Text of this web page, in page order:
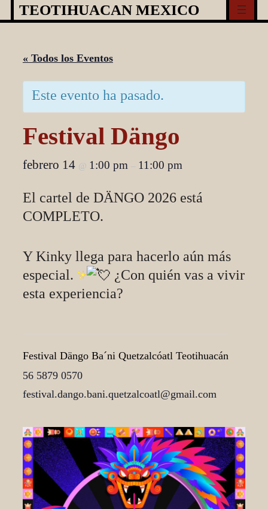
Skip
to
TEOTIHUACAN MEXICO
« Todos los Eventos
Este evento ha pasado.
Festival Dängo
febrero 14 @ 1:00 pm – 11:00 pm
El cartel de DÄNGO 2026 está
COMPLETO.
Y Kinky llega para hacerlo aún más
especial.
¿Con quién vas a vivir
esta experiencia?
Festival Dängo Ba´ni Quetzalcóatl Teotihuacán
56 5879 0570
festival.dango.bani.quetzalcoatl@gmail.com